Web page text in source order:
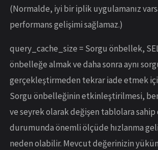
(Normalde, iyi bir iplik uygulamanız
performans gelişimi sağlamaz.)
query_cache_size = Sorgu önbellek,
önbelleğe almak ve daha sonra aynı
gerçekleştirmeden tekrar iade etmek
Sorgu önbelleğinin etkinleştirilmesi,
ve seyrek olarak değişen tablolara sahip
durumunda önemli ölçüde hızlanma
neden olabilir. Mevcut değerinizin